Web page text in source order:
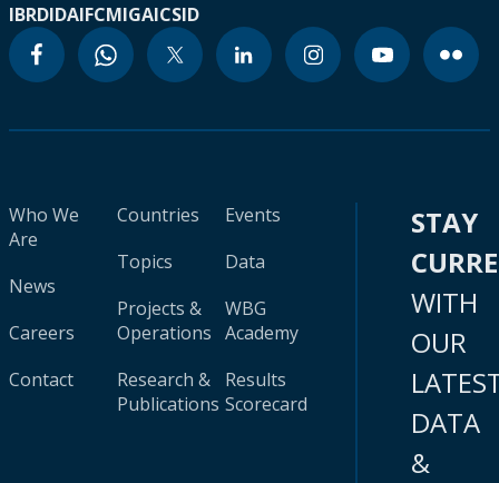
IBRDIDAIFCMIGAICSID
Who We
Are
News
Careers
Contact
Countries
Topics
Projects &
Operations
Research &
Publications
Events
Data
WBG
Academy
Results
Scorecard
STAY
WITH
OUR
DATA
&